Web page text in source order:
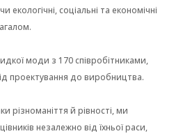
екологічні, соціальні та економічні
моди з 170 співробітниками,
проектування до виробництва.
різноманіття й рівності, ми
незалежно від їхньої раси,